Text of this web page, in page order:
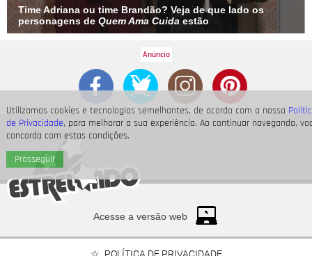
Utilizamos cookies e tecnologias semelhantes, de acordo com a nossa
de Privacidade, para melhorar a sua experiência. Ao continuar navegando,
concorda com estas condições.
Prosseguir
Time Adriana ou time Brandão? Veja de que lado os
personagens de Quem Ama Cuida estão
Acesse a versão web